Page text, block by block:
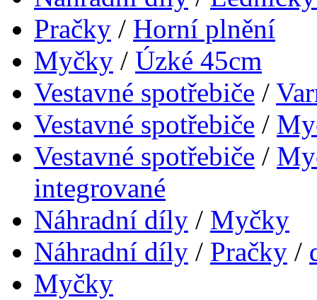
Pračky / Horní plnění
Myčky / Úzké 45cm
Vestavné spotřebiče /
Vestavné spotřebiče /
Vestavné spotřebiče /
integrované
Náhradní díly / Myčky
Náhradní díly / Pračky /
Myčky